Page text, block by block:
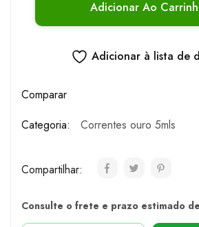
Adicionar Ao
Adicionar à lista de
Comparar
Categoria:
Correntes ouro 5mls
Compartilhar:
Consulte o frete e prazo estimado